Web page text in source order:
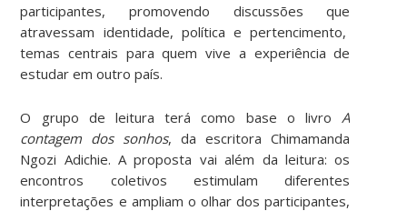
participantes, promovendo discussões que
atravessam identidade, política e pertencimento,
temas centrais para quem vive a experiência de
estudar em outro país.
O grupo de leitura terá como base o livro A
contagem dos sonhos, da escritora Chimamanda
Ngozi Adichie. A proposta vai além da leitura: os
encontros coletivos estimulam diferentes
interpretações e ampliam o olhar dos participantes,